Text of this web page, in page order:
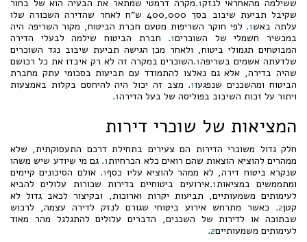
ששילמה מהאחראי לנזק1.מקרה דרמטי שמתאר את הבעיה הוא של בחור
שקיבל תביעת שיבוב בסך 400,000 ש"ח לאחר שהדירה השכורה שלו
עלתה באש1. לפי חוקר השריפות מטעם חברת הביטוח, מקור השריפה היה
במכשיר חשמלי של השוכרים1. חברת הביטוח שילמה לבעלי הדירה
המבוטחים תגמולי ביטוח, ולאחר מכן הגישה תביעת שיבוב נגד השוכרים
שלדעתה אשמים בשריפה1.השוכרים במקרה זה לא רק איבדו את כל רכושם
שהיה בדירה, אלא גם נאלצו להתמודד עם תביעות בסכומי עתק מחברת
הביטוח ומהשכנים שנפגעו1. מצב זה יכול היה להיחסם בקלות באמצעות
ויתור על זכות השיבוב בפוליסה של בעל הדירה1
.
המציאות של שוכרי דירות
חלק גדול משוכרי הדירות הם צעירים בתחילת דרכם התעסוקתית, שלא
ממהרים להוציא הוצאות שהם רואים כלא הכרחיות1. גם מי שיודע שיש משהו
שנקרא ביטוח דירה, לא ממהר להוציא עליו כסף1. אולם הסיכונים קיימים
ומתממשים במציאות1.אירועים ביטוחיים בדירות שכורות עלולים להביא
לעימותים משמעותיים, תביעות יקרות וארוכות, ובקיצור לכאב גדול לא
קטן2. כאשר מתרחש אירוע ביטוחי שגורם לנזק לדירה עצמה, לרכוש
שבתוכה או לדירות של השכנים, הדברים עלולים להתגלגל מהר מאוד
לעימותים משמעותיים2
.